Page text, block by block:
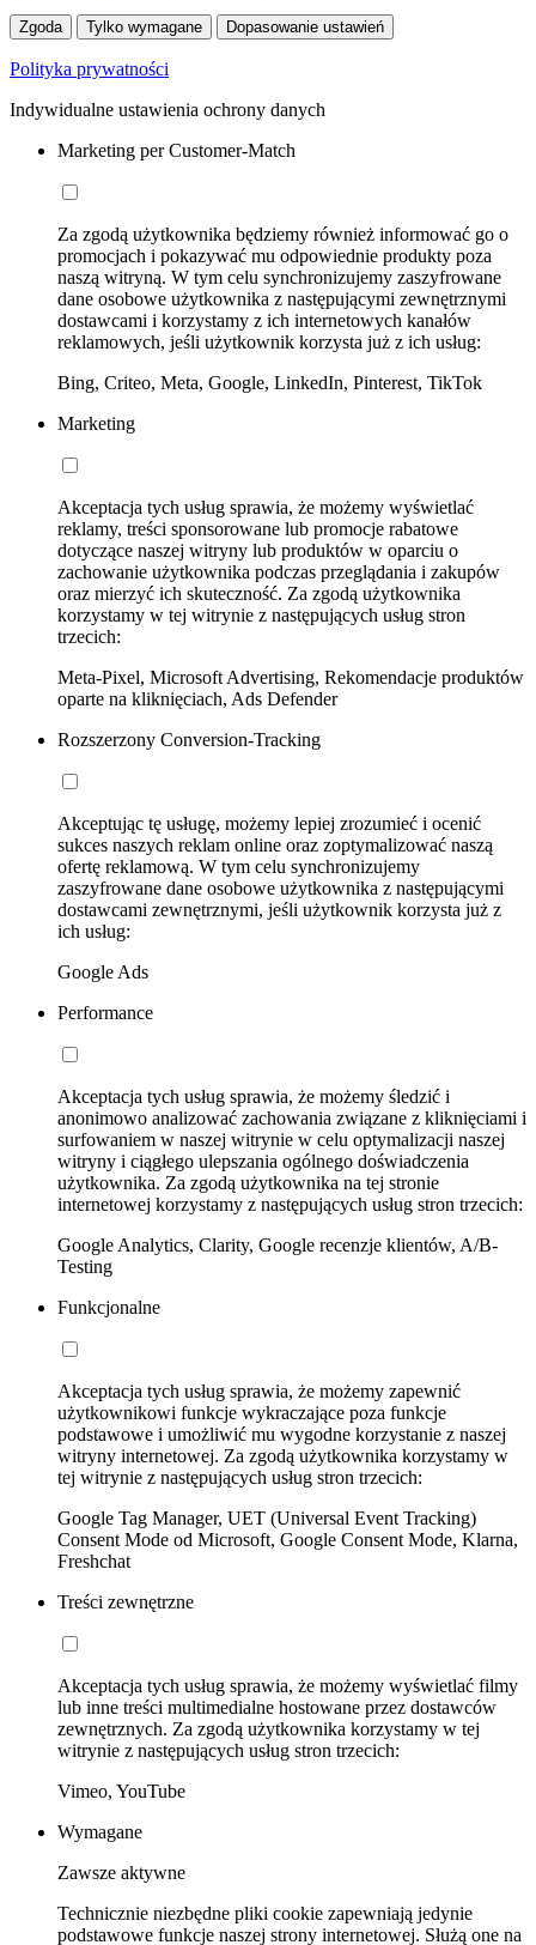
Zgoda Tylko wymagane Dopasowanie ustawień
Polityka prywatności
Indywidualne ustawienia ochrony danych
Marketing per Customer-Match
Za zgodą użytkownika będziemy również informować go o
promocjach i pokazywać mu odpowiednie produkty poza
naszą witryną. W tym celu synchronizujemy zaszyfrowane
dane osobowe użytkownika z następującymi zewnętrznymi
dostawcami i korzystamy z ich internetowych kanałów
reklamowych, jeśli użytkownik korzysta już z ich usług:
Bing, Criteo, Meta, Google, LinkedIn, Pinterest, TikTok
Marketing
Akceptacja tych usług sprawia, że możemy wyświetlać
reklamy, treści sponsorowane lub promocje rabatowe
dotyczące naszej witryny lub produktów w oparciu o
zachowanie użytkownika podczas przeglądania i zakupów
oraz mierzyć ich skuteczność. Za zgodą użytkownika
korzystamy w tej witrynie z następujących usług stron
trzecich:
Meta-Pixel, Microsoft Advertising, Rekomendacje produktów
oparte na kliknięciach, Ads Defender
Rozszerzony Conversion-Tracking
Akceptując tę usługę, możemy lepiej zrozumieć i ocenić
sukces naszych reklam online oraz zoptymalizować naszą
ofertę reklamową. W tym celu synchronizujemy
zaszyfrowane dane osobowe użytkownika z następującymi
dostawcami zewnętrznymi, jeśli użytkownik korzysta już z
ich usług:
Google Ads
Performance
Akceptacja tych usług sprawia, że możemy śledzić i
anonimowo analizować zachowania związane z kliknięciami i
surfowaniem w naszej witrynie w celu optymalizacji naszej
witryny i ciągłego ulepszania ogólnego doświadczenia
użytkownika. Za zgodą użytkownika na tej stronie
internetowej korzystamy z następujących usług stron trzecich:
Google Analytics, Clarity, Google recenzje klientów, A/B-
Testing
Funkcjonalne
Akceptacja tych usług sprawia, że możemy zapewnić
użytkownikowi funkcje wykraczające poza funkcje
podstawowe i umożliwić mu wygodne korzystanie z naszej
witryny internetowej. Za zgodą użytkownika korzystamy w
tej witrynie z następujących usług stron trzecich:
Google Tag Manager, UET (Universal Event Tracking)
Consent Mode od Microsoft, Google Consent Mode, Klarna,
Freshchat
Treści zewnętrzne
Akceptacja tych usług sprawia, że możemy wyświetlać filmy
lub inne treści multimedialne hostowane przez dostawców
zewnętrznych. Za zgodą użytkownika korzystamy w tej
witrynie z następujących usług stron trzecich:
Vimeo, YouTube
Wymagane
Zawsze aktywne
Technicznie niezbędne pliki cookie zapewniają jedynie
podstawowe funkcje naszej strony internetowej. Służą one na